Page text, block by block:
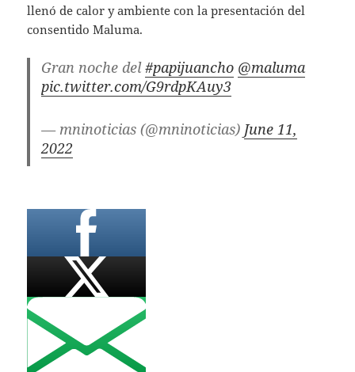
llenó de calor y ambiente con la presentación del
consentido Maluma.
Gran noche del#papijuancho @maluma
pic.twitter.com/G9rdpKAuy3
— mninoticias (@mninoticias) June 11,
2022